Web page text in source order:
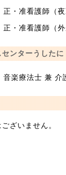
正・准看護師（
正・准看護師（
ンターうしたに
音楽療法士 兼 介
ざいません。